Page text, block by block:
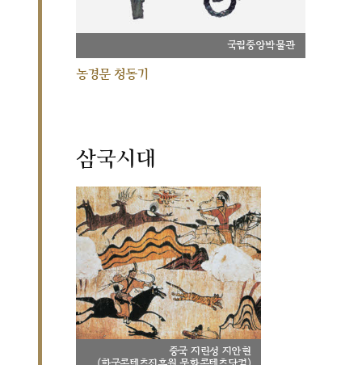
국립중앙박물관
농경문 청동기
삼국시대
중국 지린성 지안현